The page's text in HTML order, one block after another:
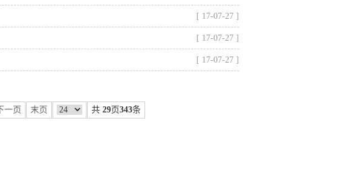
[ 17-07-27 ]
[ 17-07-27 ]
[ 17-07-27 ]
下一页 末页 共 29页343条